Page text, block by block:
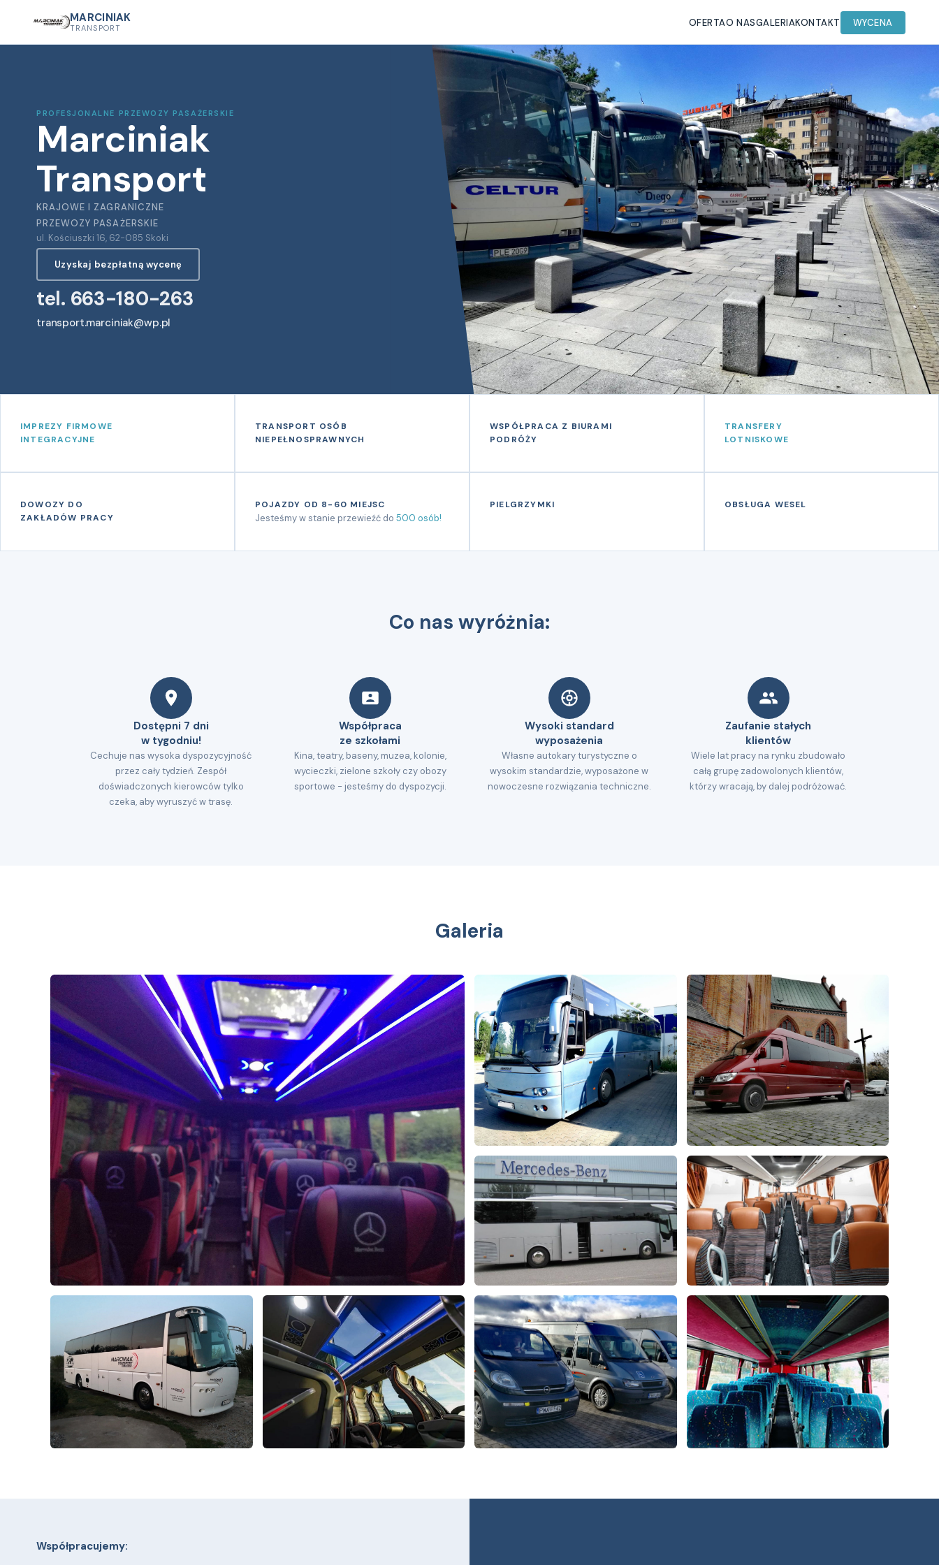
MARCINIAK
TRANSPORT OFERTAO NASGALERIAKONTAKT WYCENA
PROFESJONALNE PRZEWOZY PASAŻERSKIE
Marciniak
Transport
KRAJOWE I ZAGRANICZNE
PRZEWOZY PASAŻERSKIE
ul. Kościuszki 16, 62-085 Skoki
Uzyskaj bezpłatną wycenę
tel. 663-180-263
transport.marciniak@wp.pl
IMPREZY FIRMOWE
INTEGRACYJNE
TRANSPORT OSÓB
NIEPEŁNOSPRAWNYCH
WSPÓŁPRACA Z BIURAMI
PODRÓŻY
TRANSFERY
LOTNISKOWE
DOWOZY DO
ZAKŁADÓW PRACY
POJAZDY OD 8-60 MIEJSC
Jesteśmy w stanie przewieźć do 500 osób!
PIELGRZYMKI OBSŁUGA WESEL
Co nas wyróżnia:
Dostępni 7 dni
w tygodniu!
Cechuje nas wysoka dyspozycyjność
przez cały tydzień. Zespół
doświadczonych kierowców tylko
czeka, aby wyruszyć w trasę.
Współpraca
ze szkołami
Kina, teatry, baseny, muzea, kolonie,
wycieczki, zielone szkoły czy obozy
sportowe - jesteśmy do dyspozycji.
Wysoki standard
wyposażenia
Własne autokary turystyczne o
wysokim standardzie, wyposażone w
nowoczesne rozwiązania techniczne.
Zaufanie stałych
klientów
Wiele lat pracy na rynku zbudowało
całą grupę zadowolonych klientów,
którzy wracają, by dalej podróżować.
Galeria
Współpracujemy: